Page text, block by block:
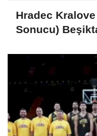
Hradec
Sonucu)